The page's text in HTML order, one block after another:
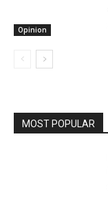
Opinion
MOST POPULAR